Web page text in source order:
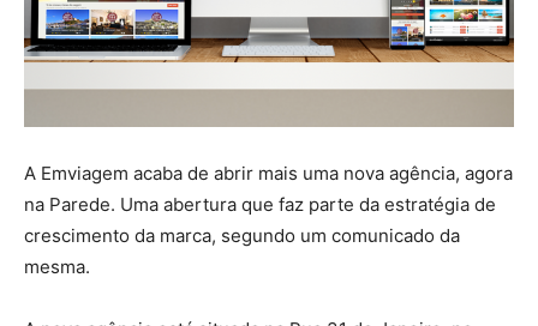
A Emviagem acaba de abrir mais uma nova agência, agora
na Parede. Uma abertura que faz parte da estratégia de
crescimento da marca, segundo um comunicado da
mesma.